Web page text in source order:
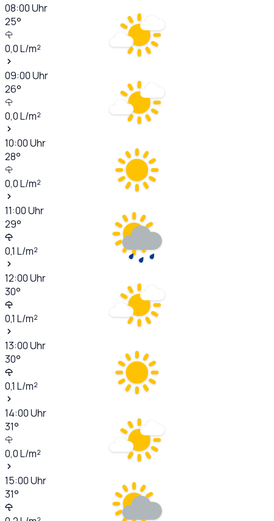
08:00Uhr
25°
0,0L/m²
09:00Uhr
26°
0,0L/m²
10:00Uhr
28°
0,0L/m²
11:00Uhr
29°
0,1 L/m²
12:00Uhr
30°
0,1 L/m²
13:00Uhr
30°
0,1 L/m²
14:00Uhr
31°
0,0L/m²
15:00Uhr
31°